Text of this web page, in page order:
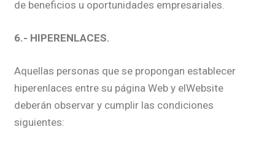
de beneficios u oportunidades empresariales.
6.- HIPERENLACES.
Aquellas personas que se propongan establecer
hiperenlaces entre su página Web y elWebsite
deberán observar y cumplir las condiciones
siguientes: